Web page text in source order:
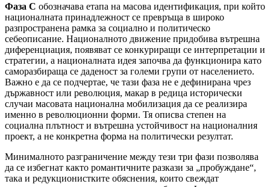
Фаза C обозначава етапа на масова идентификация, при който
националната принадлежност се превръща в широко
разпространена рамка за социално и политическо
себеописание. Националното движение придобива вътрешна
диференциация, появяват се конкуриращи се интерпретации и
стратегии, а националната идея започва да функционира като
саморазбираща се даденост за големи групи от населението.
Важно е да се подчертае, че тази фаза не е дефинирана чрез
държавност или революция, макар в редица исторически
случаи масовата национална мобилизация да се реализира
именно в революционни форми. Тя описва степен на
социална плътност и вътрешна устойчивост на националния
проект, а не конкретна форма на политически резултат.
Минималното разграничение между тези три фази позволява
да се избегнат както романтичните разкази за „пробуждане“,
така и редукционистките обяснения, които свеждат